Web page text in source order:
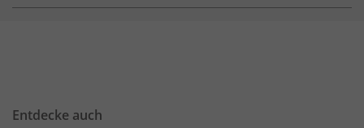
Entdecke auch